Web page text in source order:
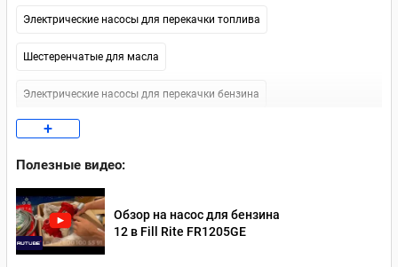
Электрические насосы для перекачки топлива
Шестеренчатые для масла
Электрические насосы для перекачки бензина
Насосы для дизеля 12В
Электрические насосы для перекачки масла
Насосы для перекачки дизельного топлива 220 В
Насосы для перекачки дизельного топлива 24 Вольт
+
Полезные видео:
Обзор на насос для бензина
12 в Fill Rite FR1205GE